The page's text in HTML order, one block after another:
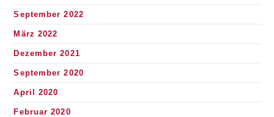
September 2022
März 2022
Dezember 2021
September 2020
April 2020
Februar 2020